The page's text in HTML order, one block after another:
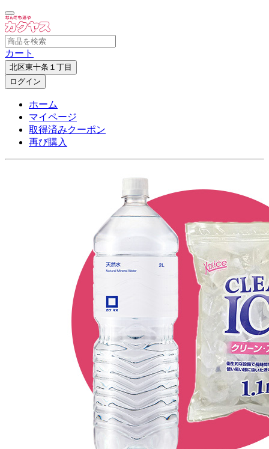
カート
北区東十条１丁目
ログイン
ホーム
マイページ
取得済みクーポン
再び購入